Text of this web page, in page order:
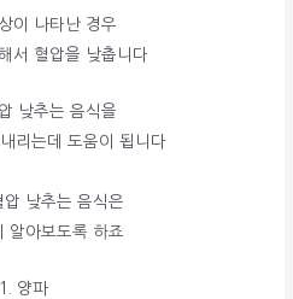
이 나타난 경우
서 혈압을 낮춥니다
낮추는 음식을
리는데 도움이 됩니다
압 낮추는 음식은
알아보도록 하죠
1. 양파